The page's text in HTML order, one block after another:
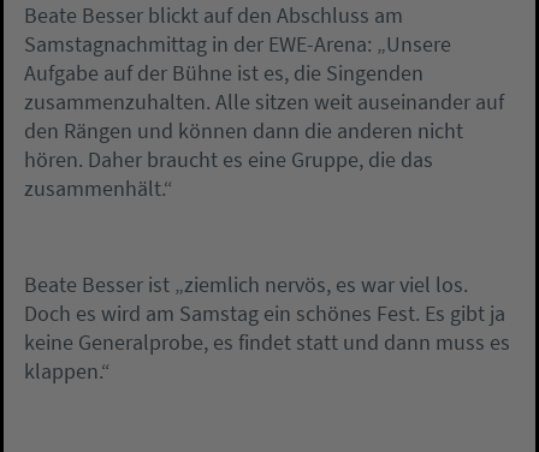
Beate Besser blickt auf den Abschluss am
Samstagnachmittag in der EWE-Arena: „Unsere
Aufgabe auf der Bühne ist es, die Singenden
zusammenzuhalten. Alle sitzen weit auseinander auf
den Rängen und können dann die anderen nicht
hören. Daher braucht es eine Gruppe, die das
zusammenhält.“
Beate Besser ist „ziemlich nervös, es war viel los.
Doch es wird am Samstag ein schönes Fest. Es gibt ja
keine Generalprobe, es findet statt und dann muss es
klappen.“